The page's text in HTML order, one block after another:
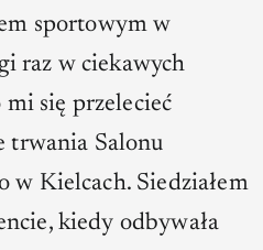
sportowym w
raz w ciekawych
mi się przelecieć
trwania Salonu
w Kielcach. Siedziałem
kiedy odbywała